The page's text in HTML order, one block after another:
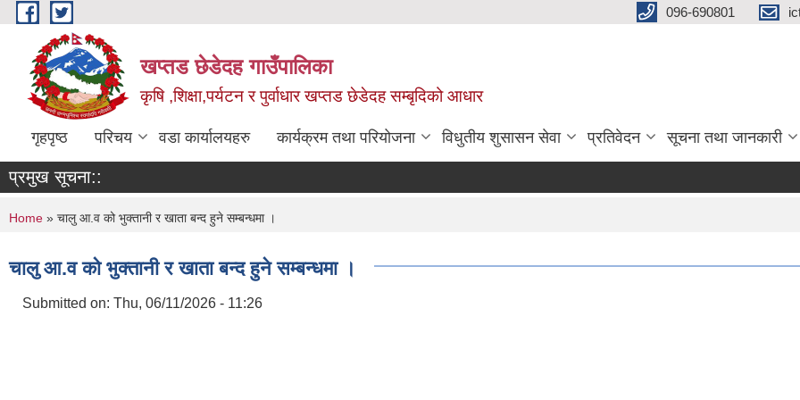
Skip to main content 096-690801
खप्तड छेडेदह गाउँपालिका
कृषि ,शिक्षा,पर्यटन र पुर्वाधार खप्तड छेडेदह सम्बृदिको आधार
गृहपृष्ठ परिचय वडा कार्यालयहरु कार्यक्रम तथा परियोजना विधुतीय शुसासन सेवा प्रतिवेदन सूचना तथा जानकारी
प्रमुख सूचना::
You are here
Home » चालु आ.व को भुक्तानी र खाता बन्द हुने सम्बन्धमा ।
चालु आ.व को भुक्तानी र खाता बन्द हुने सम्बन्धमा ।
Submitted on: Thu, 06/11/2026 - 11:26